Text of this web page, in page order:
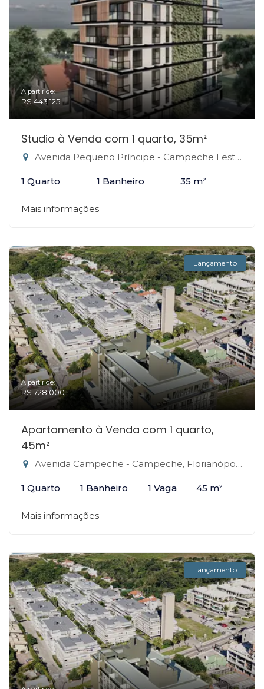
A partir de:
R$ 443.125
Studio à Venda com 1 quarto, 35m²
Avenida Pequeno Príncipe - Campeche Leste, Florianópolis-SC
1 Quarto 1 Banheiro 35 m²
Mais informações
Lançamento
A partir de:
R$ 728.000
Apartamento à Venda com 1 quarto,
45m²
Avenida Campeche - Campeche, Florianópolis-SC
1 Quarto 1 Banheiro 1 Vaga 45 m²
Mais informações
Lançamento